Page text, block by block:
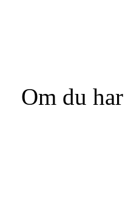
Om du